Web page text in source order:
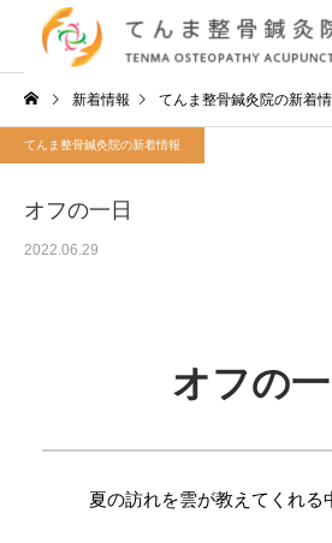
新着情報 てんま整骨鍼灸院の新着
てんま整骨鍼灸院の新着情報
オフの一日
2022.06.29
オフの
夏の訪れを雲が教えてくれる